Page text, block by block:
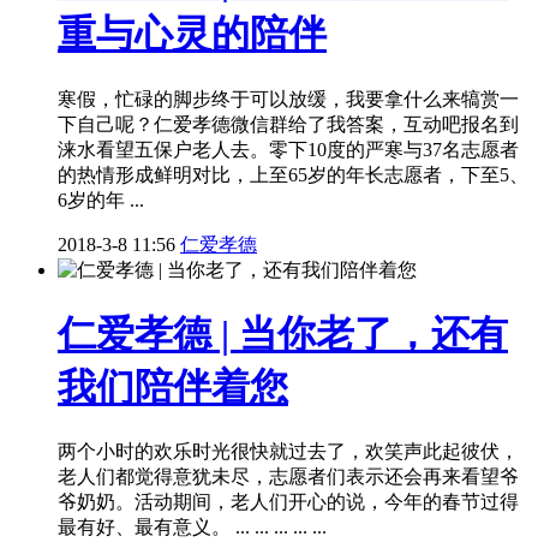
重与心灵的陪伴
寒假，忙碌的脚步终于可以放缓，我要拿什么来犒赏一
下自己呢？仁爱孝德微信群给了我答案，互动吧报名到
涞水看望五保户老人去。零下10度的严寒与37名志愿者
的热情形成鲜明对比，上至65岁的年长志愿者，下至5、
6岁的年 ...
2018-3-8 11:56 仁爱孝德
仁爱孝德 | 当你老了，还有
我们陪伴着您
两个小时的欢乐时光很快就过去了，欢笑声此起彼伏，
老人们都觉得意犹未尽，志愿者们表示还会再来看望爷
爷奶奶。活动期间，老人们开心的说，今年的春节过得
最有好、最有意义。 ... ... ... ... ...